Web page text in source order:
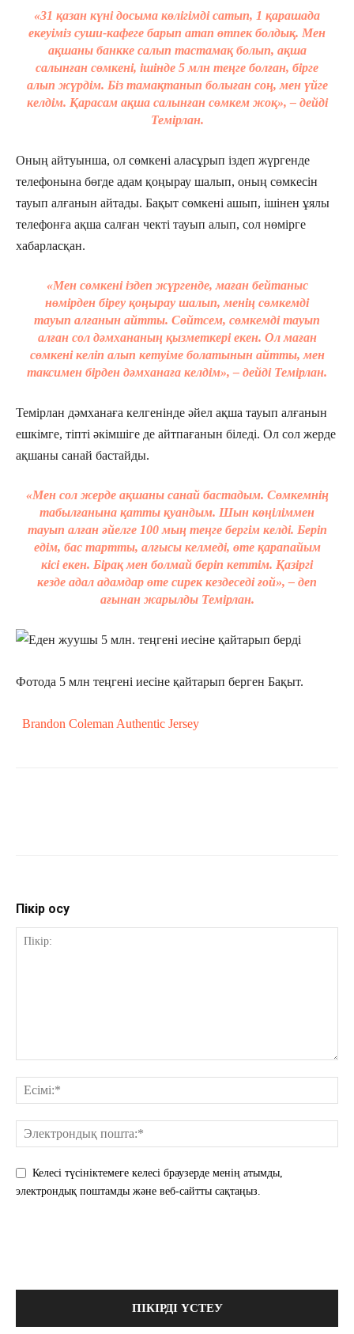
«31 қазан күні досыма көлігімді сатып, 1 қарашада
екеуіміз суши-кафеге барып атап өтпек болдық. Мен
ақшаны банкке салып тастамақ болып, ақша
салынған сөмкені, ішінде 5 млн теңге болған, бірге
алып жүрдім. Біз тамақтанып болыған соң, мен үйге
келдім. Қарасам ақша салынған сөмкем жоқ», – дейді
Темірлан.
Оның айтуынша, ол сөмкені аласұрып іздеп жүргенде
телефонына бөгде адам қоңырау шалып, оның сөмкесін
тауып алғанын айтады. Бақыт сөмкені ашып, ішінен ұялы
телефонға ақша салған чекті тауып алып, сол нөмірге
хабарласқан.
«Мен сөмкені іздеп жүргенде, маған бейтаныс
нөмірден біреу қоңырау шалып, менің сөмкемді
тауып алғанын айтты. Сөйтсем, сөмкемді тауып
алған сол дәмхананың қызметкері екен. Ол маған
сөмкені келіп алып кетуіме болатынын айтты, мен
таксимен бірден дәмханаға келдім», – дейді Темірлан.
Темірлан дәмханаға келгенінде әйел ақша тауып алғанын
ешкімге, тіпті әкімшіге де айтпағанын біледі. Ол сол жерде
ақшаны санай бастайды.
«Мен сол жерде ақшаны санай бастадым. Сөмкемнің
табылғанына қатты қуандым. Шын көңіліммен
тауып алған әйелге 100 мың теңге бергім келді. Беріп
едім, бас тартты, алғысы келмеді, өте қарапайым
кісі екен. Бірақ мен болмай беріп кеттім. Қазіргі
кезде адал адамдар өте сирек кездеседі ғой», – деп
ағынан жарылды Темірлан.
Фотода 5 млн теңгені иесіне қайтарып берген Бақыт.
Brandon Coleman Authentic Jersey
Пікір қосу
Келесі түсініктемеге келесі браузерде менің атымды,
электрондық поштамды және веб-сайтты сақтаңыз.